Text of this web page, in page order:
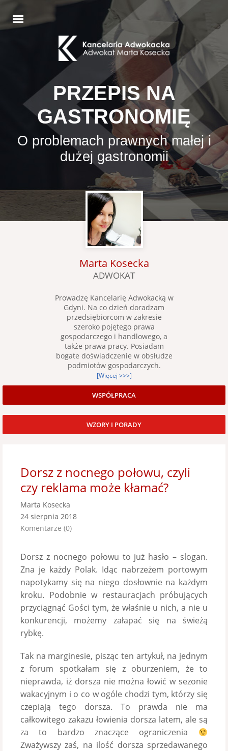
PRZEPIS NA
GASTRONOMIĘ
O problemach prawnych małej i
dużej gastronomii
Marta Kosecka
ADWOKAT
Prowadzę Kancelarię Adwokacką w
Gdyni. Na co dzień doradzam
przedsiębiorcom w zakresie
szeroko pojętego prawa
gospodarczego i handlowego, a
także prawa pracy. Posiadam
bogate doświadczenie w obsłudze
podmiotów gospodarczych.
[Więcej >>>]
WSPÓŁPRACA
WZORY I PORADY
Dorsz z nocnego połowu, czyli
czy reklama może kłamać?
Marta Kosecka
24 sierpnia 2018
Komentarze (0)
Dorsz z nocnego połowu to już hasło – slogan.
Zna je każdy Polak. Idąc nabrzeżem portowym
napotykamy się na niego dosłownie na każdym
kroku. Podobnie w restauracjach próbujących
przyciągnąć Gości tym, że właśnie u nich, a nie u
konkurencji, możemy załapać się na świeżą
rybkę.
Tak na marginesie, pisząc ten artykuł, na jednym
z forum spotkałam się z oburzeniem, że to
nieprawda, iż dorsza nie można łowić w sezonie
wakacyjnym i o co w ogóle chodzi tym, którzy się
czepiają tego dorsza. To prawda nie ma
całkowitego zakazu łowienia dorsza latem, ale są
za to bardzo znaczące ograniczenia
Zważywszy zaś, na ilość dorsza sprzedawanego